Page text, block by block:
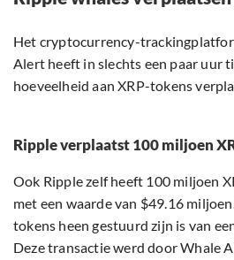
Het cryptocurrency-
Alert heeft in slechts een paar uur
hoeveelheid aan XRP-tokens
Ripple verplaatst 100 miljoen
Ook Ripple zelf heeft 100 miljoen
met een waarde van $49.16
tokens heen gestuurd zijn is van
Deze transactie werd door Whale